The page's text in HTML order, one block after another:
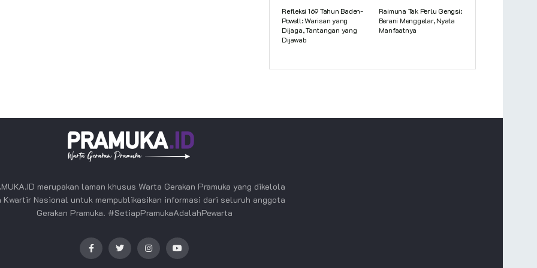
Refleksi 169 Tahun Baden-
Powell: Warisan yang
Dijaga, Tantangan yang
Dijawab
Raimuna Tak Perlu Gengsi:
Berani Menggelar, Nyata
Manfaatnya
merupakan laman khusus Warta Gerakan Pramuka yang dikelola
Kwartir Nasional untuk mempublikasikan informasi dari seluruh anggota
Gerakan Pramuka. #SetiapPramukaAdalahPewarta